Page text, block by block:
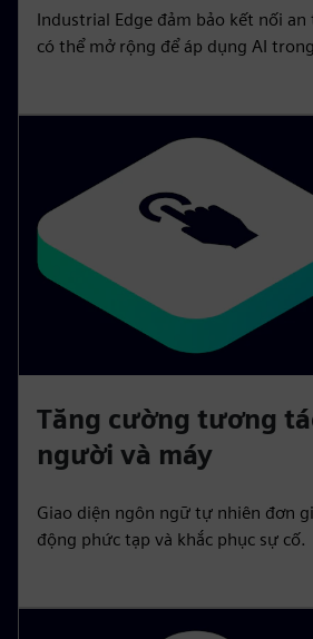
Industrial Edge đảm bảo kết nối
có thể mở rộng để áp dụng AI
Tăng cường tương
người và máy
Giao diện ngôn ngữ tự nhiên đơn
động phức tạp và khắc phục sự cố.